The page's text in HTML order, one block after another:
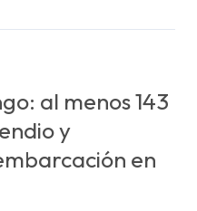
al menos 143
y
en